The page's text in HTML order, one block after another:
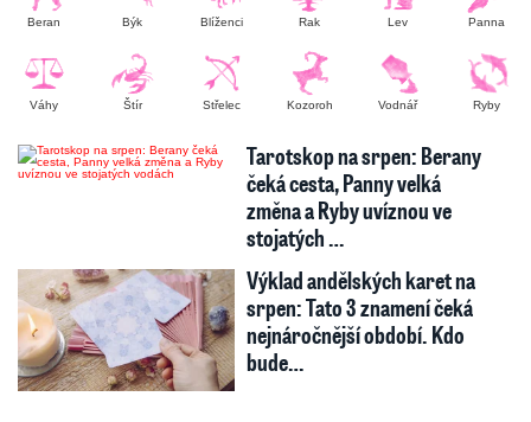
Beran Býk Blíženci Rak Lev Panna
Váhy Štír Střelec Kozoroh Vodnář Ryby
Tarotskop na srpen: Berany
čeká cesta, Panny velká
změna a Ryby uvíznou ve
stojatých …
Výklad andělských karet na
srpen: Tato 3 znamení čeká
nejnáročnější období. Kdo
bude…